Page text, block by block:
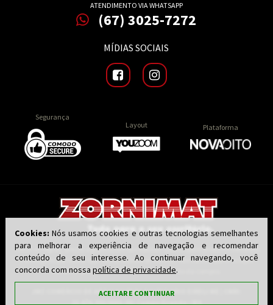
ATENDIMENTO VIA WHATSAPP
(67) 3025-7272
MÍDIAS SOCIAIS
Segurança
Layout
Plataforma
Todas as regras, preços e promoções são válidas apenas para produtos vendidos
e entregues por nossa loja virtual zornimat.com.br, não válidos para as lojas
físicas. O preço válido será o da finalização da compra.
JMZ COMERCIO DE ARTIGOS PARA ESCRITORIO EIRELI ME | CNPJ:
Cookies: Nós usamos cookies e outras tecnologias semelhantes
para melhorar a experiência de navegação e recomendar
conteúdo de seu interesse. Ao continuar navegando, você
concorda com nossa política de privacidade.
ACEITAR E CONTINUAR